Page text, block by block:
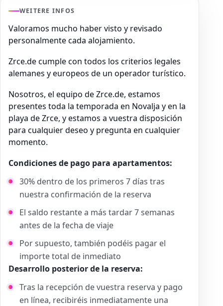
WEITERE INFOS
Valoramos mucho haber visto y revisado
personalmente cada alojamiento.
Zrce.de cumple con todos los criterios legales
alemanes y europeos de un operador turístico.
Nosotros, el equipo de Zrce.de, estamos
presentes toda la temporada en Novalja y en la
playa de Zrce, y estamos a vuestra disposición
para cualquier deseo y pregunta en cualquier
momento.
Condiciones de pago para apartamentos:
30% dentro de los primeros 7 días tras
nuestra confirmación de la reserva
El saldo restante a más tardar 7 semanas
antes de la fecha de viaje
Por supuesto, también podéis pagar el
importe total de inmediato
Desarrollo posterior de la reserva:
Tras la recepción de vuestra reserva y pago
en línea, recibiréis inmediatamente una